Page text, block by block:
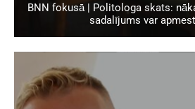
BNN fokusā | Politologa skats:
sadalījums var